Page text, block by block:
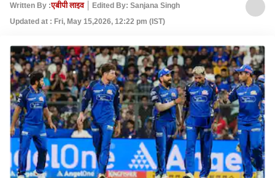
Written By :एबीपी लाइव
Edited By: Sanjana Singh
Updated at : Fri, May 15,2026, 12:22 pm (IST)